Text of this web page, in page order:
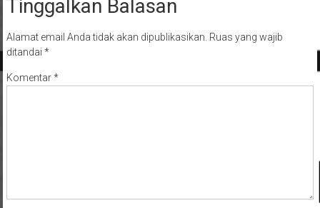
Tinggalkan Balasan
Alamat email Anda tidak akan dipublikasikan. Ruas yang wajib
ditandai *
Komentar*